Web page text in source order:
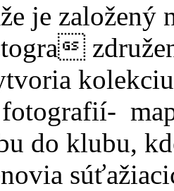
je založený
kolekciu
do klubu,